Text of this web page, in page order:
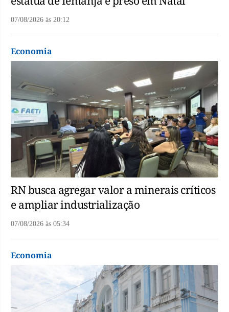
07/08/2026 às 20:12
Economia
RN busca agregar valor a minerais críticos
e ampliar industrialização
07/08/2026 às 05:34
Economia